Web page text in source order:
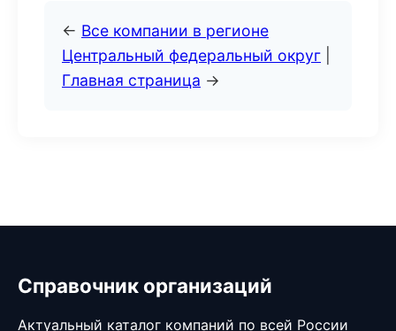
← Все компании в регионе
Центральный федеральный округ
Главная страница →
Справочник организаций
Актуальный каталог компаний по всей России